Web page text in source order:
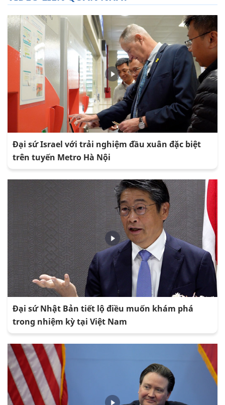
Đại sứ Israel với trải nghiệm đầu xuân đặc biệt
trên tuyến Metro Hà Nội
Đại sứ Nhật Bản tiết lộ điều muốn khám phá
trong nhiệm kỳ tại Việt Nam